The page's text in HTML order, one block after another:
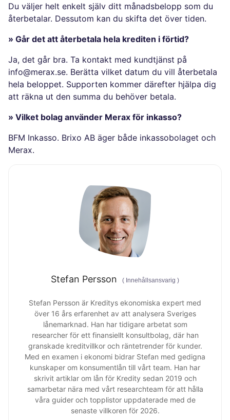
Du väljer helt enkelt själv ditt månadsbelopp som du
återbetalar. Dessutom kan du skifta det över tiden.
» Går det att återbetala hela krediten i förtid?
Ja, det går bra. Ta kontakt med kundtjänst på
info@merax.se. Berätta vilket datum du vill återbetala
hela beloppet. Supporten kommer därefter hjälpa dig
att räkna ut den summa du behöver betala.
» Vilket bolag använder Merax för inkasso?
BFM Inkasso. Brixo AB äger både inkassobolaget och
Merax.
Stefan Persson ( Innehållsansvarig )
Stefan Persson är Kreditys ekonomiska expert med
över 16 års erfarenhet av att analysera Sveriges
lånemarknad. Han har tidigare arbetat som
researcher för ett finansiellt konsultbolag, där han
granskade kreditvillkor och räntetrender för kunder.
Med en examen i ekonomi bidrar Stefan med gedigna
kunskaper om konsumentlån till vårt team. Han har
skrivit artiklar om lån för Kredity sedan 2019 och
samarbetar nära med vårt researchteam för att hålla
våra guider och topplistor uppdaterade med de
senaste villkoren för 2026.